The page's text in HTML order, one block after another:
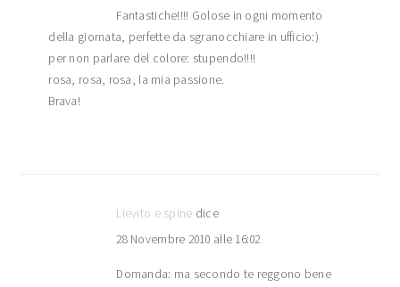
Fantastiche!!!! Golose in ogni momento
della giornata, perfette da sgranocchiare in ufficio:)
per non parlare del colore: stupendo!!!!
rosa, rosa, rosa, la mia passione.
Brava!
Lievito e spine dice
28 Novembre 2010 alle 16:02
Domanda: ma secondo te reggono bene